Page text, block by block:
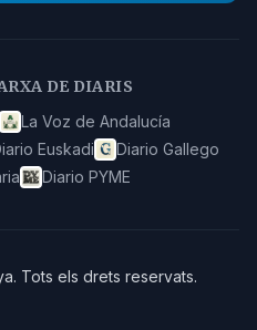
DE DIARIS
La Voz de Andalucía
Euskadi
Diario Gallego
Diario PYME
. Tots els drets reservats.